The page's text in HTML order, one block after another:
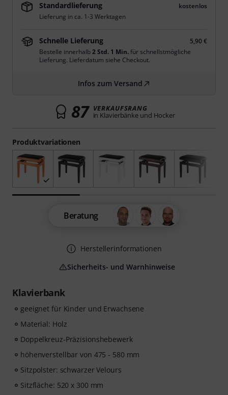
Klavierbank
geeignet für Kinder und Erwachsene
Material: Holz
Doppelkreuz-Präzisionshebewerk
höhenverstellbar von 475 - 580 mm
Sitzpolster: schwarzer Velours
Sitzfläche: 520 x 300 mm
Produktvariationen
Standardlieferung
kostenlos
Lieferung in ca. 1-3 Werktagen
Schnelle Lieferung
5,90 €
Bestelle innerhalb2 Std. 1 Min.für schnellstmögliche
Lieferung. Lieferdatum siehe Checkout.
Infos zum Versand
87 VERKAUFSRANG
in Klavierbänke und Hocker
Beratung
Herstellerinformationen
Sicherheits- und Warnhinweise